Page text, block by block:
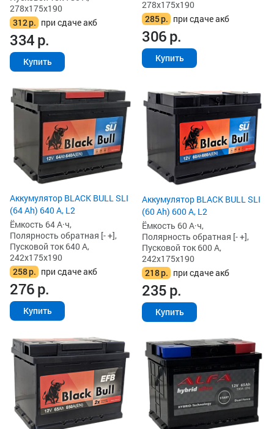
278x175x190
312р. при сдаче акб
334р.
Купить
278x175x190
285р. при сдаче акб
306р.
Купить
Аккумулятор BLACK BULL SLI
(64 Ah) 640 А, L2
Ёмкость 64 А·ч,
Полярность обратная [- +],
Пусковой ток 640 А,
242x175x190
258р. при сдаче акб
276р.
Купить
Аккумулятор BLACK BULL SLI
(60 Ah) 600 А, L2
Ёмкость 60 А·ч,
Полярность обратная [- +],
Пусковой ток 600 А,
242x175x190
218р. при сдаче акб
235р.
Купить